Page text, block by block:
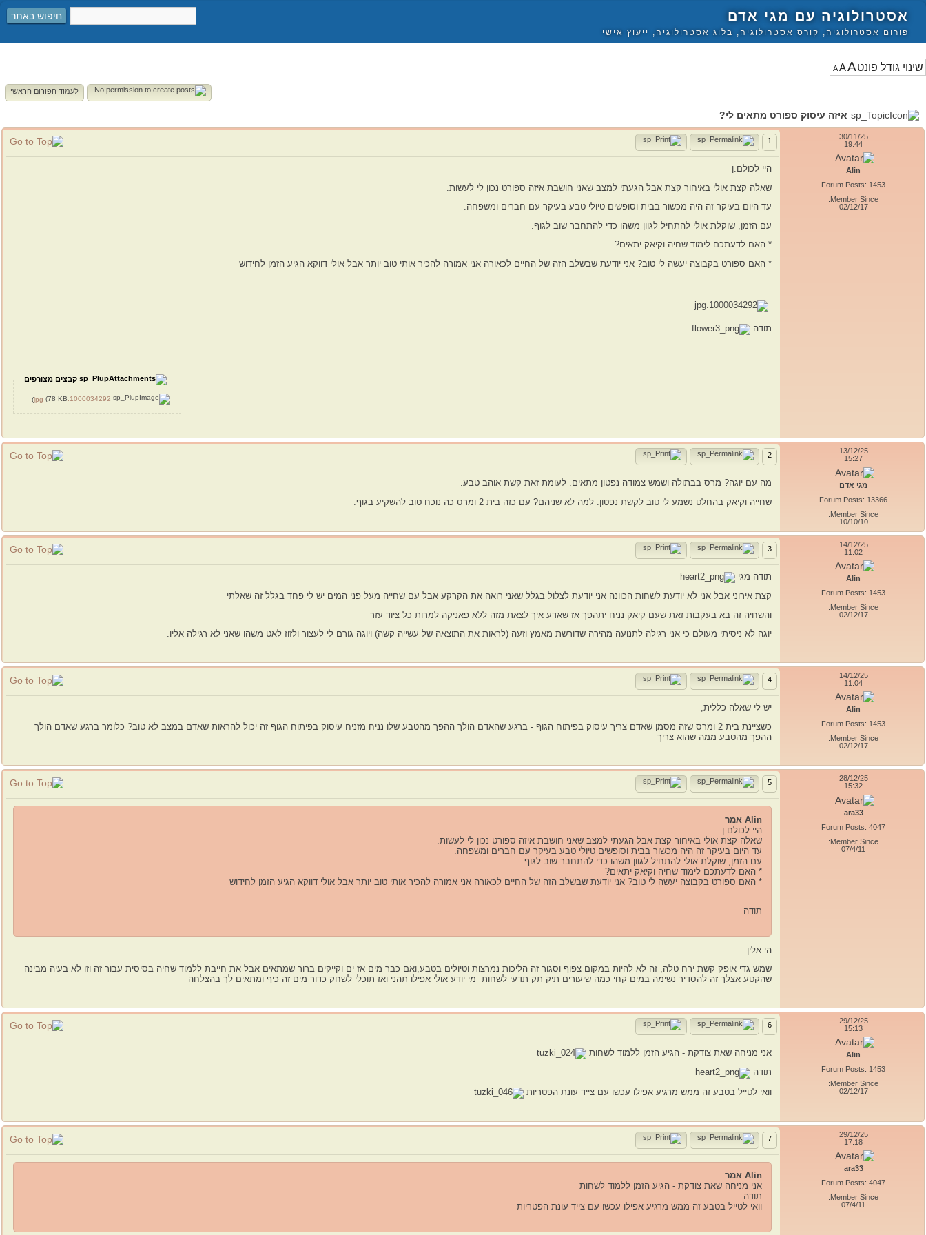
אסטרולוגיה עם מגי אדם
פורום אסטרולוגיה, קורס אסטרולוגיה, בלוג אסטרולוגיה, ייעוץ אישי
חיפוש באתר
AAA
לעמוד הפורום הראשי
איזה עיסוק ספורט מתאים לי?
30/11/25
19:44
Alin
Forum Posts: 1453
Member Since:
02/12/17
1
היי לכולם.ן
שאלה קצת אולי באיחור קצת אבל הגעתי למצב שאני חושבת איזה ספורט נכון לי לעשות.
עד היום בעיקר זה היה מכשור בבית וסופשים טיולי טבע בעיקר עם חברים ומשפחה.
עם הזמן, שוקלת אולי להתחיל לגוון משהו כדי להתחבר שוב לגוף.
* האם לדעתכם לימוד שחיה וקיאק יתאים?
* האם ספורט בקבוצה יעשה לי טוב? אני יודעת שבשלב הזה של החיים לכאורה אני אמורה להכיר אותי טוב יותר אבל אולי דווקא הגיע הזמן לחידוש
תודה
קבצים מצורפים
1000034292.jpg
(78 KB)
13/12/25
15:27
מגי אדם
Forum Posts: 13366
Member Since:
10/10/10
2
מה עם יוגה? מרס בבתולה ושמש צמודה נפטון מתאים. לעומת זאת קשת אוהב טבע.
שחייה וקיאק בהחלט נשמע לי טוב לקשת נפטון. למה לא שניהם? עם כזה בית 2 ומרס כה נוכח טוב להשקיע בגוף.
14/12/25
11:02
Alin
Forum Posts: 1453
Member Since:
02/12/17
3
תודה מגי
קצת אירוני אבל אני לא יודעת לשחות הכוונה אני יודעת לצלול בגלל שאני רואה את הקרקע אבל עם שחייה מעל פני המים יש לי פחד בגלל זה שאלתי
והשחיה זה בא בעקבות זאת שעם קיאק נניח יתהפך אז שאדע איך לצאת מזה ללא פאניקה למרות כל ציוד עזר
יוגה לא ניסיתי מעולם כי אני רגילה לתנועה מהירה שדורשת מאמץ וזעה (לראות את התוצאה של עשייה קשה) ויוגה גורם לי לעצור ולזוז לאט משהו שאני לא רגילה אליו.
14/12/25
11:04
Alin
Forum Posts: 1453
Member Since:
02/12/17
4
יש לי שאלה כללית,
כשציינת בית 2 ומרס שזה מסמן שאדם צריך עיסוק בפיתוח הגוף - ברגע שהאדם הולך ההפך מהטבע שלו נניח מזניח עיסוק בפיתוח הגוף זה יכול להראות שאדם במצב לא טוב? כלומר ברגע שאדם הולך
ההפך מהטבע ממה שהוא צריך
28/12/25
15:32
ara33
Forum Posts: 4047
Member Since:
07/4/11
5
Alin אמר
היי לכולם.ן
שאלה קצת אולי באיחור קצת אבל הגעתי למצב שאני חושבת איזה ספורט נכון לי לעשות.
עד היום בעיקר זה היה מכשור בבית וסופשים טיולי טבע בעיקר עם חברים ומשפחה.
עם הזמן, שוקלת אולי להתחיל לגוון משהו כדי להתחבר שוב לגוף.
* האם לדעתכם לימוד שחיה וקיאק יתאים?
* האם ספורט בקבוצה יעשה לי טוב? אני יודעת שבשלב הזה של החיים לכאורה אני אמורה להכיר אותי טוב יותר אבל אולי דווקא הגיע הזמן לחידוש
תודה
הי אלין
שמש גדי אופק קשת ירח טלה, זה לא להיות במקום צפוף וסגור זה הליכות נמרצות וטיולים בטבע,ואם כבר מים אז ים וקייקים ברור שמתאים אבל את חייבת ללמוד שחיה בסיסית עבור זה וזו לא בעיה מבינה
שהקטע אצלך זה להסדיר נשימה במים קחי כמה שיעורים תיק תק תדעי לשחות מי יודע אולי אפילו תהני ואז תוכלי לשחק כדור מים זה כיף ומתאים לך בהצלחה
29/12/25
15:13
Alin
Forum Posts: 1453
Member Since:
02/12/17
6
אני מניחה שאת צודקת - הגיע הזמן ללמוד לשחות
תודה
וואי לטייל בטבע זה ממש מרגיע אפילו עכשו עם צייד עונת הפטריות
29/12/25
17:18
ara33
Forum Posts: 4047
Member Since:
07/4/11
7
Alin אמר
אני מניחה שאת צודקת - הגיע הזמן ללמוד לשחות
תודה
וואי לטייל בטבע זה ממש מרגיע אפילו עכשו עם צייד עונת הפטריות